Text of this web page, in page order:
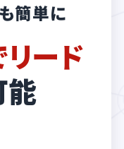
簡単に
ード
能